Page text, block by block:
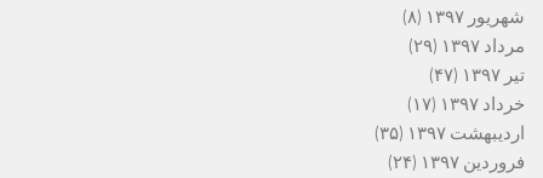
شهریور ۱۳۹۷
(۸)
مرداد ۱۳۹۷
(۲۹)
تیر ۱۳۹۷
(۴۷)
خرداد ۱۳۹۷
(۱۷)
اردیبهشت ۱۳۹۷
(۳۵)
فروردین ۱۳۹۷
(۲۴)